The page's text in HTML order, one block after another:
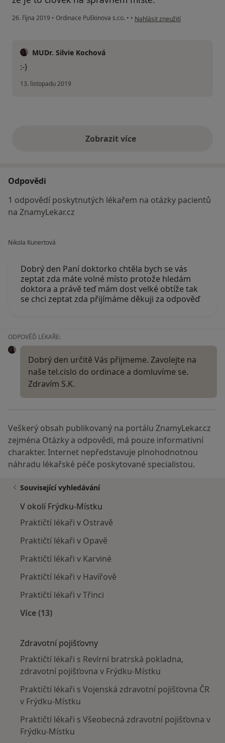
26. října 2019 • Ordinace Puškinova s.r.o. • • podle názoru uživatele Váš
Nahlásit zneužití
MUDr. Silvie Kochová
:-)
13. listopadu 2019
Zobrazit vícevýše uvedené názory
Odpovědi
1 odpovědí poskytnutých lékařem na otázky pacientů
na ZnamyLekar.cz
Nikola Kunertová
Dobrý den Paní doktorko chtěla bych se vás
zeptat zda máte volné místo protože hledám
doktora a právě teď mám dost velké obtíže tak
se chci zeptat zda přijímáme děkuji za odpověď
ODPOVĚĎ LÉKAŘE:
Dobrý den určitě Vás přijmeme. Zavolejte na
naše tel.cislo do ordinace a domluvíme se.
Zdravím S.K.
Veškerý obsah publikovaný na portálu ZnamyLekar.cz
zejména Otázky a odpovědi, má pouze informativní
charakter. Internet nepředstavuje plnohodnotnou
náhradu lékařské péče poskytované specialistou.
Související vyhledávání
V okolí Frýdku-Místku
Praktičtí lékaři v Ostravě
Praktičtí lékaři v Opavě
Praktičtí lékaři v Karviné
Praktičtí lékaři v Havířově
Praktičtí lékaři v Třinci
Více (13)
Zdravotní pojišťovny
Praktičtí lékaři s Revírní bratrská pokladna,
zdravotní pojišťovna v Frýdku-Místku
Praktičtí lékaři s Vojenská zdravotní pojišťovna ČR
v Frýdku-Místku
Praktičtí lékaři s Všeobecná zdravotní pojišťovna v
Frýdku-Místku